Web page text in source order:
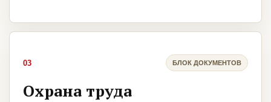
03 БЛОК ДОКУМЕНТОВ
Охрана труда